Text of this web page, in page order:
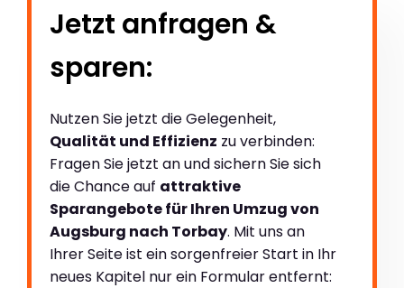
Jetzt anfragen &
sparen:
Nutzen Sie jetzt die Gelegenheit,
Qualität und Effizienz zu verbinden:
Fragen Sie jetzt an und sichern Sie sich
die Chance auf attraktive
Sparangebote für Ihren Umzug von
Augsburg nach Torbay. Mit uns an
Ihrer Seite ist ein sorgenfreier Start in Ihr
neues Kapitel nur ein Formular entfernt: